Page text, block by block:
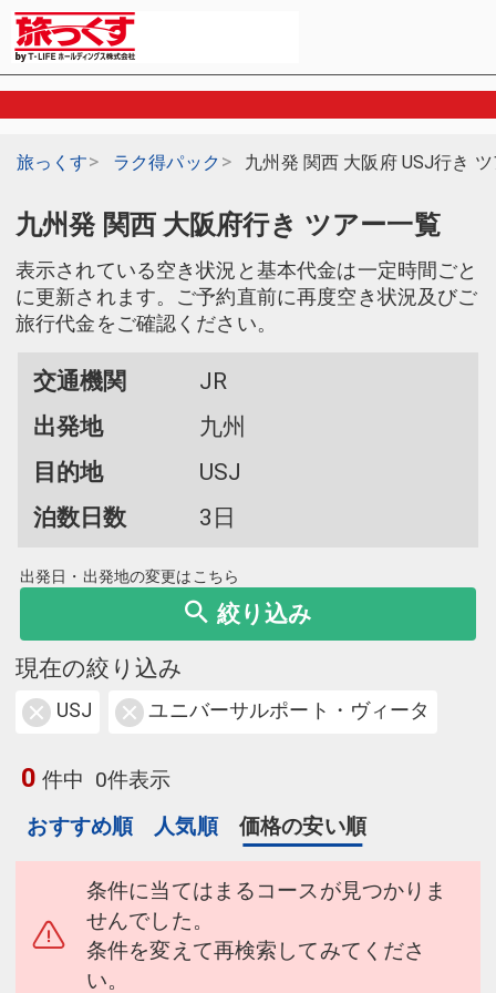
旅っくす ラク得パック 九州発 関西 大阪府 USJ行き
九州発 関西 大阪府行き ツアー一覧
表示されている空き状況と基本代金は一定時間ごと
に更新されます。ご予約直前に再度空き状況及びご
旅行代金をご確認ください。
交通機関
JR
出発地
九州
目的地
USJ
泊数日数
3日
出発日・出発地の変更はこちら
絞り込み
現在の絞り込み
USJ ユニバーサルポート・ヴィータ
0 件中 0件表示
おすすめ順
人気順 価格の安い順
条件に当てはまるコースが見つかりま
せんでした。
条件を変えて再検索してみてくださ
い。